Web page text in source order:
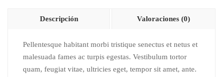
Descripción Valoraciones (0)
Pellentesque habitant morbi tristique senectus et netus et
malesuada fames ac turpis egestas. Vestibulum tortor
quam, feugiat vitae, ultricies eget, tempor sit amet, ante.